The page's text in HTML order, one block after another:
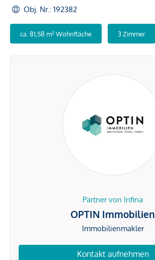
Obj. Nr.: 192382
ca. 81,58 m² Wohnfläche 3 Zimmer
Partner von Infina
OPTIN Immobilien
Immobilienmakler
Kontakt aufnehmen